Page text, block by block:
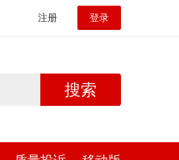
注册 登录
搜索